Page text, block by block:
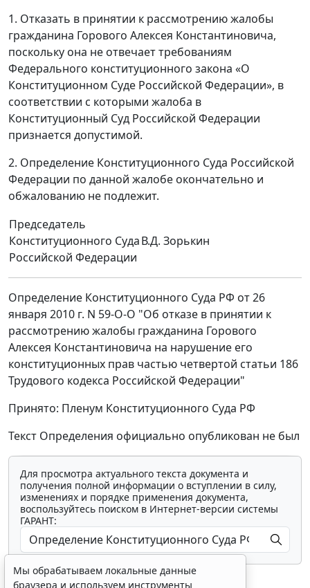
1. Отказать в принятии к рассмотрению жалобы
гражданина Горового Алексея Константиновича,
поскольку она не отвечает требованиям
Федерального конституционного закона «О
Конституционном Суде Российской Федерации», в
соответствии с которыми жалоба в
Конституционный Суд Российской Федерации
признается допустимой.
2. Определение Конституционного Суда Российской
Федерации по данной жалобе окончательно и
обжалованию не подлежит.
Председатель
Конституционного Суда
Российской Федерации
В.Д. Зорькин
Определение Конституционного Суда РФ от 26
января 2010 г. N 59-О-О "Об отказе в принятии к
рассмотрению жалобы гражданина Горового
Алексея Константиновича на нарушение его
конституционных прав частью четвертой статьи 186
Трудового кодекса Российской Федерации"
Принято: Пленум Конституционного Суда РФ
Текст Определения официально опубликован не был
Для просмотра актуального текста документа и
получения полной информации о вступлении в силу,
изменениях и порядке применения документа,
воспользуйтесь поиском в Интернет-версии системы
ГАРАНТ:
Мы обрабатываем локальные данные
браузера и используем инструменты